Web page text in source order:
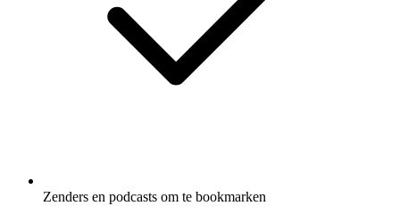
Zenders en podcasts om te bookmarken